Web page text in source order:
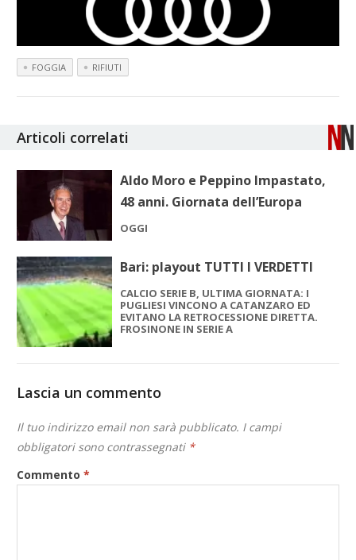
FOGGIA RIFIUTI
Articoli correlati
Aldo Moro e Peppino Impastato,
48 anni. Giornata dell’Europa
OGGI
Bari: playout TUTTI I VERDETTI
CALCIO SERIE B, ULTIMA GIORNATA: I
PUGLIESI VINCONO A CATANZARO ED
EVITANO LA RETROCESSIONE DIRETTA.
FROSINONE IN SERIE A
Lascia un commento
Il tuo indirizzo email non sarà pubblicato. I campi
obbligatori sono contrassegnati *
Commento*